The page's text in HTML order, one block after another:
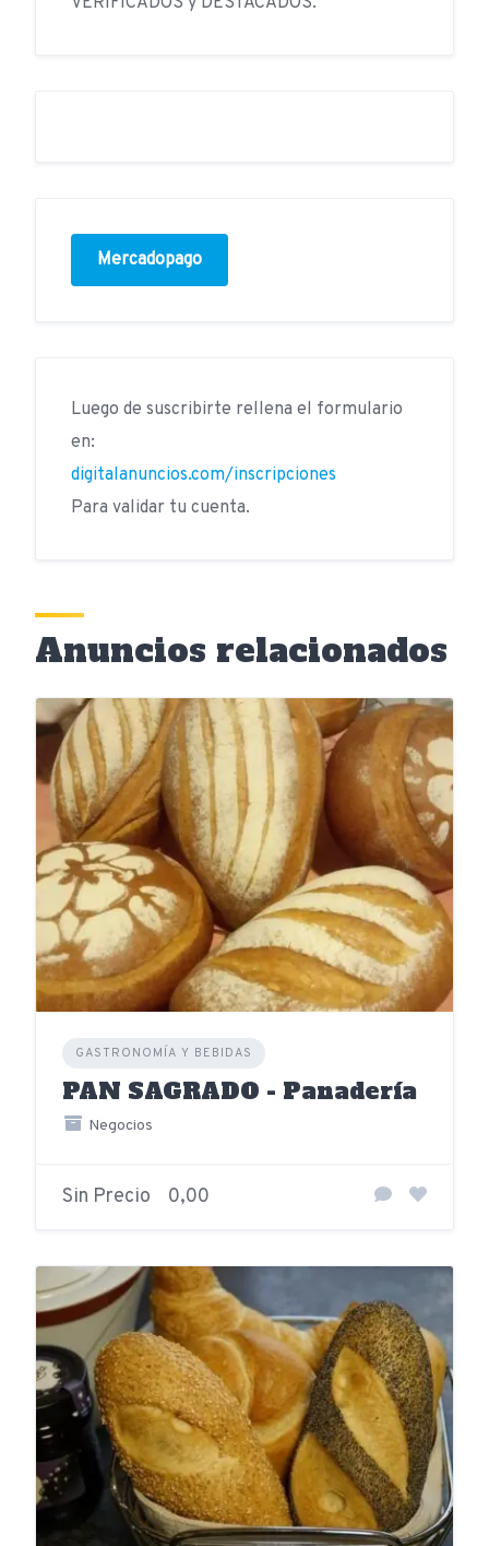
Mercadopago
Luego de suscribirte rellena el formulario
en:
digitalanuncios.com/inscripciones
Para validar tu cuenta.
Anuncios relacionados
GASTRONOMÍA Y BEBIDAS
PAN SAGRADO - Panadería
Negocios
Sin Precio 0,00